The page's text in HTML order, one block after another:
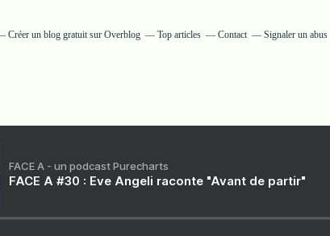
Créer un blog gratuit sur Overblog Top articles Contact Signaler un abus
FACE A - un podcast Purecharts
FACE A #30 : Eve Angeli raconte "Avant de partir"